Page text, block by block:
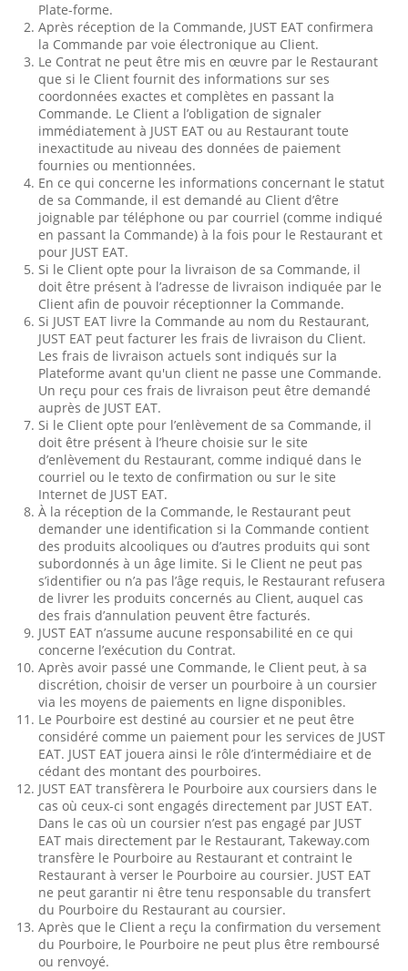
Plate-forme.
Après réception de la Commande, JUST EAT confirmera
la Commande par voie électronique au Client.
Le Contrat ne peut être mis en œuvre par le Restaurant
que si le Client fournit des informations sur ses
coordonnées exactes et complètes en passant la
Commande. Le Client a l’obligation de signaler
immédiatement à JUST EAT ou au Restaurant toute
inexactitude au niveau des données de paiement
fournies ou mentionnées.
En ce qui concerne les informations concernant le statut
de sa Commande, il est demandé au Client d’être
joignable par téléphone ou par courriel (comme indiqué
en passant la Commande) à la fois pour le Restaurant et
pour JUST EAT.
Si le Client opte pour la livraison de sa Commande, il
doit être présent à l’adresse de livraison indiquée par le
Client afin de pouvoir réceptionner la Commande.
Si JUST EAT livre la Commande au nom du Restaurant,
JUST EAT peut facturer les frais de livraison du Client.
Les frais de livraison actuels sont indiqués sur la
Plateforme avant qu'un client ne passe une Commande.
Un reçu pour ces frais de livraison peut être demandé
auprès de JUST EAT.
Si le Client opte pour l’enlèvement de sa Commande, il
doit être présent à l’heure choisie sur le site
d’enlèvement du Restaurant, comme indiqué dans le
courriel ou le texto de confirmation ou sur le site
Internet de JUST EAT.
À la réception de la Commande, le Restaurant peut
demander une identification si la Commande contient
des produits alcooliques ou d’autres produits qui sont
subordonnés à un âge limite. Si le Client ne peut pas
s’identifier ou n’a pas l’âge requis, le Restaurant refusera
de livrer les produits concernés au Client, auquel cas
des frais d’annulation peuvent être facturés.
JUST EAT n’assume aucune responsabilité en ce qui
concerne l’exécution du Contrat.
Après avoir passé une Commande, le Client peut, à sa
discrétion, choisir de verser un pourboire à un coursier
via les moyens de paiements en ligne disponibles.
Le Pourboire est destiné au coursier et ne peut être
considéré comme un paiement pour les services de JUST
EAT. JUST EAT jouera ainsi le rôle d’intermédiaire et de
cédant des montant des pourboires.
JUST EAT transfèrera le Pourboire aux coursiers dans le
cas où ceux-ci sont engagés directement par JUST EAT.
Dans le cas où un coursier n’est pas engagé par JUST
EAT mais directement par le Restaurant, Takeway.com
transfère le Pourboire au Restaurant et contraint le
Restaurant à verser le Pourboire au coursier. JUST EAT
ne peut garantir ni être tenu responsable du transfert
du Pourboire du Restaurant au coursier.
Après que le Client a reçu la confirmation du versement
du Pourboire, le Pourboire ne peut plus être remboursé
ou renvoyé.